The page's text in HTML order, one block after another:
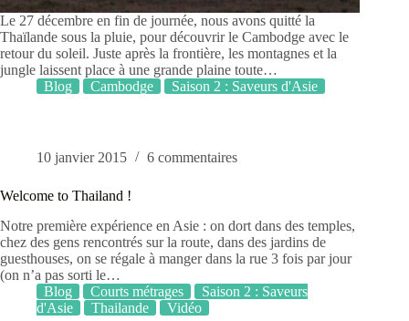
Le 27 décembre en fin de journée, nous avons quitté la
Thaïlande sous la pluie, pour découvrir le Cambodge avec le
retour du soleil. Juste après la frontière, les montagnes et la
jungle laissent place à une grande plaine toute…
Blog
Cambodge Saison 2 : Saveurs d'Asie
10 janvier 2015 6 commentaires
Welcome to Thailand !
Notre première expérience en Asie : on dort dans des temples,
chez des gens rencontrés sur la route, dans des jardins de
guesthouses, on se régale à manger dans la rue 3 fois par jour
(on n’a pas sorti le…
Blog
Courts métrages
Saison 2 : Saveurs
d'Asie
Thailande Vidéo